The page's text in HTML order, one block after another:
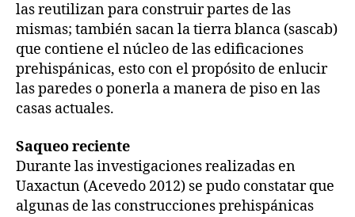
las reutilizan para construir partes de las
mismas; también sacan la tierra blanca (sascab)
que contiene el núcleo de las edificaciones
prehispánicas, esto con el propósito de enlucir
las paredes o ponerla a manera de piso en las
casas actuales.
Saqueo reciente
Durante las investigaciones realizadas en
Uaxactun (Acevedo 2012) se pudo constatar que
algunas de las construcciones prehispánicas